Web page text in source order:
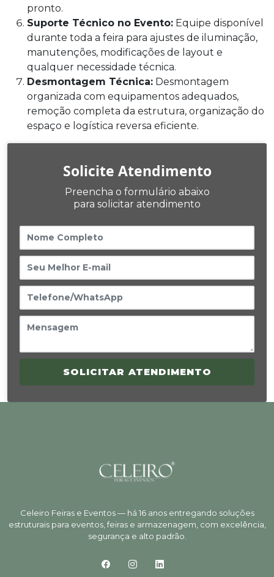
pronto.
Suporte Técnico no Evento: Equipe disponível
durante toda a feira para ajustes de iluminação,
manutenções, modificações de layout e
qualquer necessidade técnica.
Desmontagem Técnica: Desmontagem
organizada com equipamentos adequados,
remoção completa da estrutura, organização do
espaço e logística reversa eficiente.
Solicite Atendimento
Preencha o formulário abaixo
para solicitar atendimento
SOLICITAR ATENDIMENTO
Celeiro Feiras e Eventos — há 16 anos entregando soluções
estruturais para eventos, feiras e armazenagem, com excelência,
segurança e alto padrão.